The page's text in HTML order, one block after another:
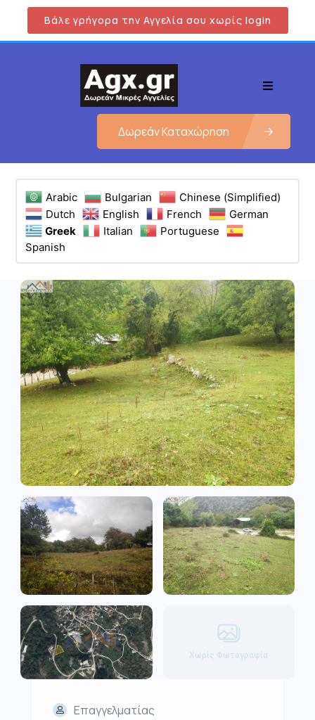
Βάλε γρήγορα την Αγγελία σου χωρίς login
Δωρεάν Καταχώρηση
Arabic Bulgarian
Chinese (Simplified)
Dutch
English French
German
Greek
Italian
Portuguese
Spanish
Χωρίς Φωτογραφία
Επαγγελματίας